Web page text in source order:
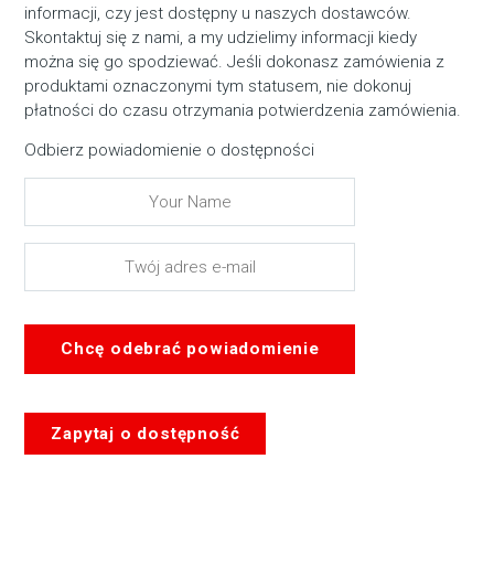
informacji, czy jest dostępny u naszych dostawców.
Skontaktuj się z nami, a my udzielimy informacji kiedy
można się go spodziewać. Jeśli dokonasz zamówienia z
produktami oznaczonymi tym statusem, nie dokonuj
płatności do czasu otrzymania potwierdzenia zamówienia.
Odbierz powiadomienie o dostępności
Chcę odebrać powiadomienie
Zapytaj o dostępność